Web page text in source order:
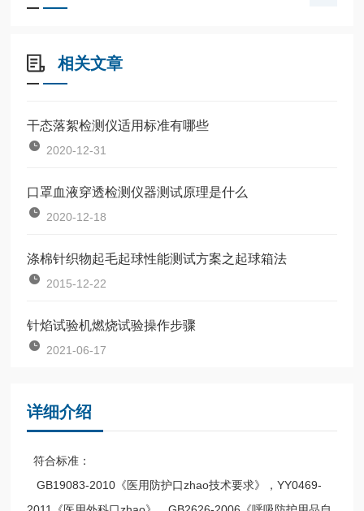
相关文章
干态落絮检测仪适用标准有哪些
2020-12-31
口罩血液穿透检测仪器测试原理是什么
2020-12-18
涤棉针织物起毛起球性能测试方案之起球箱法
2015-12-22
针焰试验机燃烧试验操作步骤
2021-06-17
详细介绍
符合标准：
GB19083-2010《医用防护口zhao技术要求》，YY0469-